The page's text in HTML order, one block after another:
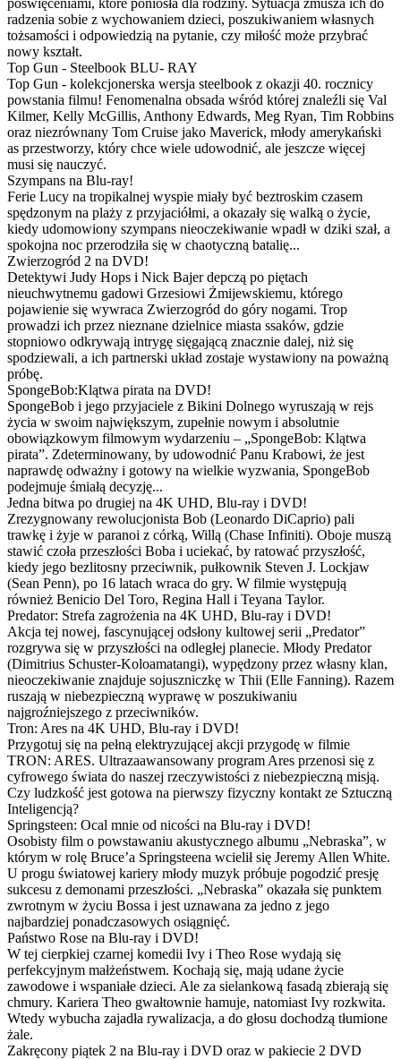
poświęceniami, które poniosła dla rodziny. Sytuacja zmusza ich do
radzenia sobie z wychowaniem dzieci, poszukiwaniem własnych
tożsamości i odpowiedzią na pytanie, czy miłość może przybrać
nowy kształt.
Top Gun - Steelbook BLU- RAY
Top Gun - kolekcjonerska wersja steelbook z okazji 40. rocznicy
powstania filmu! Fenomenalna obsada wśród której znaleźli się Val
Kilmer, Kelly McGillis, Anthony Edwards, Meg Ryan, Tim Robbins
oraz niezrównany Tom Cruise jako Maverick, młody amerykański
as przestworzy, który chce wiele udowodnić, ale jeszcze więcej
musi się nauczyć.
Szympans na Blu-ray!
Ferie Lucy na tropikalnej wyspie miały być beztroskim czasem
spędzonym na plaży z przyjaciółmi, a okazały się walką o życie,
kiedy udomowiony szympans nieoczekiwanie wpadł w dziki szał, a
spokojna noc przerodziła się w chaotyczną batalię...
Zwierzogród 2 na DVD!
Detektywi Judy Hops i Nick Bajer depczą po piętach
nieuchwytnemu gadowi Grzesiowi Żmijewskiemu, którego
pojawienie się wywraca Zwierzogród do góry nogami. Trop
prowadzi ich przez nieznane dzielnice miasta ssaków, gdzie
stopniowo odkrywają intrygę sięgającą znacznie dalej, niż się
spodziewali, a ich partnerski układ zostaje wystawiony na poważną
próbę.
SpongeBob:Klątwa pirata na DVD!
SpongeBob i jego przyjaciele z Bikini Dolnego wyruszają w rejs
życia w swoim największym, zupełnie nowym i absolutnie
obowiązkowym filmowym wydarzeniu – „SpongeBob: Klątwa
pirata”. Zdeterminowany, by udowodnić Panu Krabowi, że jest
naprawdę odważny i gotowy na wielkie wyzwania, SpongeBob
podejmuje śmiałą decyzję...
Jedna bitwa po drugiej na 4K UHD, Blu-ray i DVD!
Zrezygnowany rewolucjonista Bob (Leonardo DiCaprio) pali
trawkę i żyje w paranoi z córką, Willą (Chase Infiniti). Oboje muszą
stawić czoła przeszłości Boba i uciekać, by ratować przyszłość,
kiedy jego bezlitosny przeciwnik, pułkownik Steven J. Lockjaw
(Sean Penn), po 16 latach wraca do gry. W filmie występują
również Benicio Del Toro, Regina Hall i Teyana Taylor.
Predator: Strefa zagrożenia na 4K UHD, Blu-ray i DVD!
Akcja tej nowej, fascynującej odsłony kultowej serii „Predator”
rozgrywa się w przyszłości na odległej planecie. Młody Predator
(Dimitrius Schuster-Koloamatangi), wypędzony przez własny klan,
nieoczekiwanie znajduje sojuszniczkę w Thii (Elle Fanning). Razem
ruszają w niebezpieczną wyprawę w poszukiwaniu
najgroźniejszego z przeciwników.
Tron: Ares na 4K UHD, Blu-ray i DVD!
Przygotuj się na pełną elektryzującej akcji przygodę w filmie
TRON: ARES. Ultrazaawansowany program Ares przenosi się z
cyfrowego świata do naszej rzeczywistości z niebezpieczną misją.
Czy ludzkość jest gotowa na pierwszy fizyczny kontakt ze Sztuczną
Inteligencją?
Springsteen: Ocal mnie od nicości na Blu-ray i DVD!
Osobisty film o powstawaniu akustycznego albumu „Nebraska”, w
którym w rolę Bruce’a Springsteena wcielił się Jeremy Allen White.
U progu światowej kariery młody muzyk próbuje pogodzić presję
sukcesu z demonami przeszłości. „Nebraska” okazała się punktem
zwrotnym w życiu Bossa i jest uznawana za jedno z jego
najbardziej ponadczasowych osiągnięć.
Państwo Rose na Blu-ray i DVD!
W tej cierpkiej czarnej komedii Ivy i Theo Rose wydają się
perfekcyjnym małżeństwem. Kochają się, mają udane życie
zawodowe i wspaniałe dzieci. Ale za sielankową fasadą zbierają się
chmury. Kariera Theo gwałtownie hamuje, natomiast Ivy rozkwita.
Wtedy wybucha zajadła rywalizacja, a do głosu dochodzą tłumione
żale.
Zakręcony piątek 2 na Blu-ray i DVD oraz w pakiecie 2 DVD